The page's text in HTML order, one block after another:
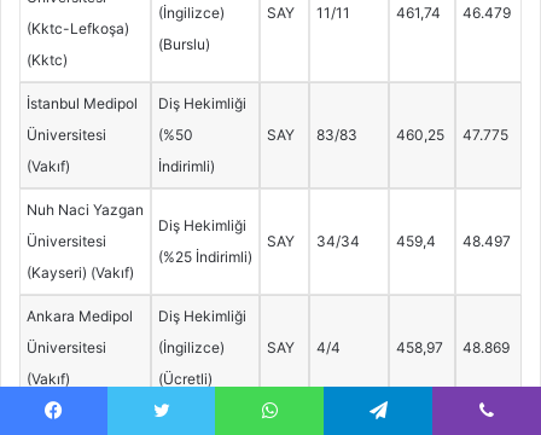
(Kktc-Lefkoşa)
(Kktc)
(İngilizce)
(Burslu)
SAY 11/11 461,74 46.479
İstanbul Medipol
Üniversitesi
(Vakıf)
Diş Hekimliği
(%50
İndirimli)
SAY 83/83 460,25 47.775
Nuh Naci Yazgan
Üniversitesi
(Kayseri) (Vakıf)
Diş Hekimliği
(%25 İndirimli)
SAY 34/34 459,4 48.497
Ankara Medipol
Üniversitesi
(Vakıf)
Diş Hekimliği
(İngilizce)
(Ücretli)
SAY 4/4 458,97 48.869
Diş Hekimliği